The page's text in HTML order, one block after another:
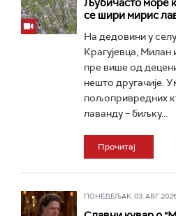
Љубичасто море
се шири мирис
На дедовини у
Крагујевца,
пре више од
нешто другачије.
пољопривредних
лаванду – биљку...
Прочитај
ПОНЕДЕЉАК, 03. АВГ